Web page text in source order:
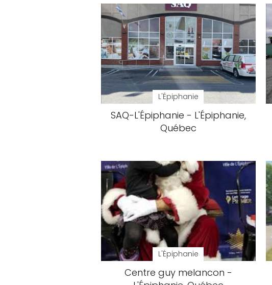
L'Épiphanie
SAQ-L'Épiphanie - L'Épiphanie,
Québec
L'Épiphanie
Centre guy melancon -